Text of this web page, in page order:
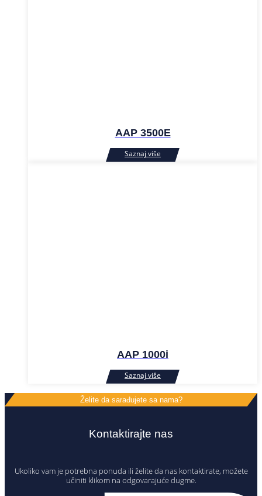
AAP 3500E
AAP 1000i
Želite da sarađujete sa nama?
Kontaktirajte nas
Ukoliko vam je potrebna ponuda ili želite da nas kontaktirate, možete
učiniti klikom na odgovarajuće dugme.